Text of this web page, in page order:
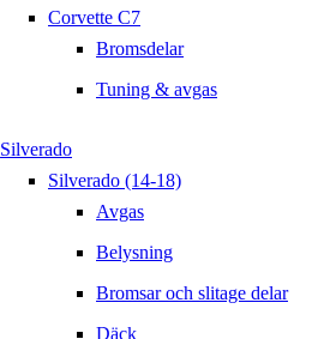
Corvette C7
Bromsdelar
Tuning & avgas
Silverado
Silverado (14-18)
Avgas
Belysning
Bromsar och slitage delar
Däck